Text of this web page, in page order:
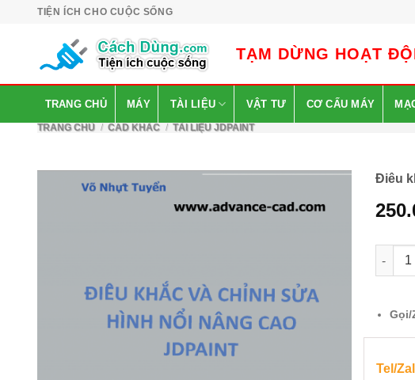
TIỆN ÍCH CHO CUỘC SỐNG
TẠM DỪNG HOẠT
TRANG CHỦ MÁY TÀI LIỆU VẬT TƯ CƠ CẤU MÁY
TRANG CHỦ / CAD KHÁC / TÀI LIỆU JDPAINT
Điêu
Điêu
Gọi/
Tel/